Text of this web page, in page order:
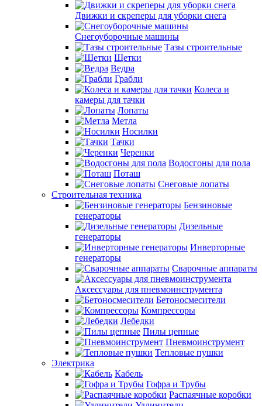
Движки и скреперы для уборки снега
Снегоуборочные машины
Тазы строительные
Щетки
Ведра
Грабли
Колеса и
камеры для тачки
Лопаты
Метла
Носилки
Тачки
Черенки
Водосгоны для пола
Поташ
Снеговые лопаты
Строительная техника
Бензиновые
генераторы
Дизельные
генераторы
Инверторные
генераторы
Сварочные аппараты
Аксессуары для пневмоинструмента
Бетоносмесители
Компрессоры
Лебедки
Пилы цепные
Пневмоинструмент
Тепловые пушки
Электрика
Кабель
Гофра и Трубы
Распаячные коробки